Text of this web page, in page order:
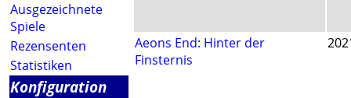
Ausgezeichnete
Spiele
Rezensenten
Statistiken
Konfiguration
Aeons End: Hinter der
Finsternis